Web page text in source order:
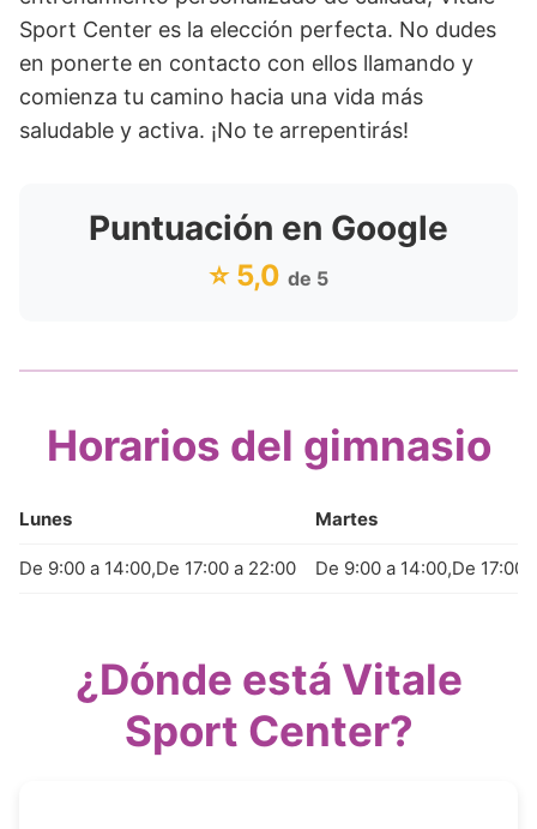
Sport Center es la elección perfecta. No dudes
en ponerte en contacto con ellos llamando y
comienza tu camino hacia una vida más
saludable y activa. ¡No te arrepentirás!
Puntuación en Google
⭐ 5,0 de 5
Horarios del gimnasio
Lunes Martes
De 9:00 a 14:00,De 17:00 a 22:00 De 9:00 a 14:00,De 17:00
¿Dónde está Vitale
Sport Center?